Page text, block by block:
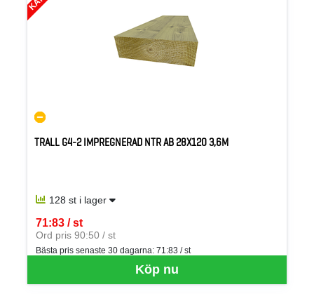
TRALL G4-2 IMPREGNERAD NTR AB 28X120 3,6M
128 st i lager
Köp nu
71:83 / st
SEK per ST
Ord pris 90:50 / st
Bästa pris senaste 30 dagarna: 71:83 / st